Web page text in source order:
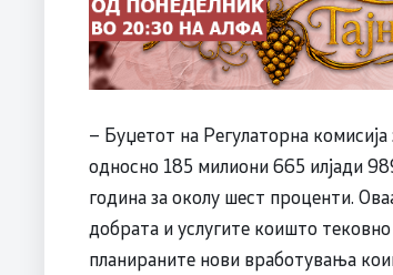
– Буџетот на Регулаторна
односно 185 милиони 665 илјади
година за околу шест проценти.
добрата и услугите коишто
планираните нови вработувања